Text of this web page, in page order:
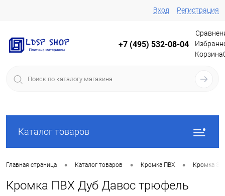
Вход Регистрация
+7 (495) 532-08-04
Корзина
Каталог товаров
Главная страница • Каталог товаров • Кромка ПВХ • Кромка
Кромка ПВХ Дуб Давос трюфель